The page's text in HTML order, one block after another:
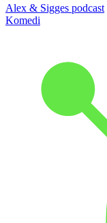
Alex & Sigges podcast
Komedi